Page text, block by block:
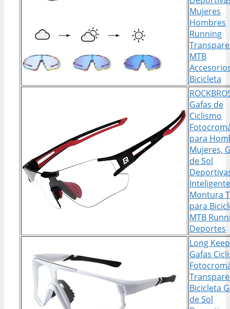
Mujeres
Hombres
Running
MTB
Bicicleta
Gafas de
Ciclismo
para
Mujeres,
de Sol
Montura
para
MTB
Deportes
Long
Gafas
Bicicleta
de Sol